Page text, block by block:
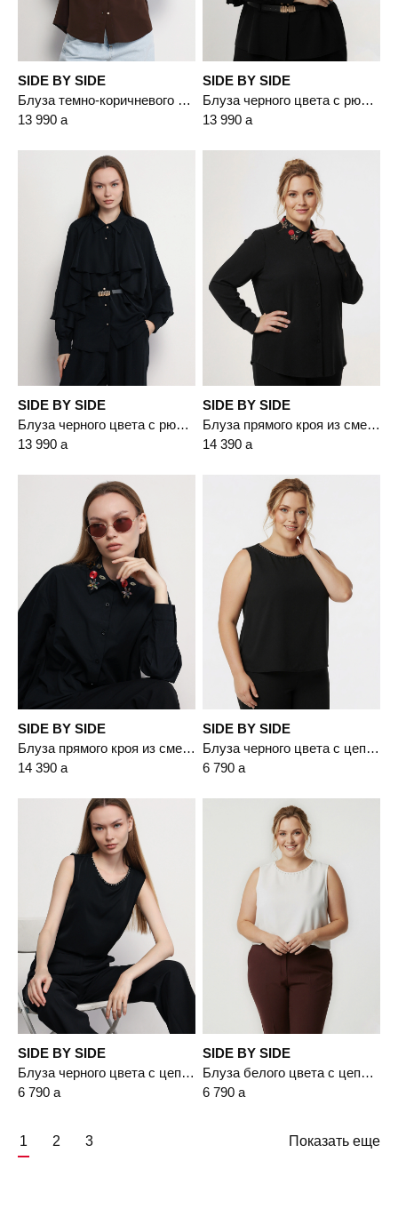
SIDE BY SIDE
Блуза темно-коричневого цвета с рюшами
13 990 a
SIDE BY SIDE
Блуза черного цвета с рюшами
13 990 a
SIDE BY SIDE
Блуза черного цвета с рюшами
13 990 a
SIDE BY SIDE
Блуза прямого кроя из смесового хлопка
14 390 a
SIDE BY SIDE
Блуза прямого кроя из смесового хлопка
14 390 a
SIDE BY SIDE
Блуза черного цвета с цепочкой-мониль
6 790 a
SIDE BY SIDE
Блуза черного цвета с цепочкой-мониль
6 790 a
SIDE BY SIDE
Блуза белого цвета с цепочкой-мониль
6 790 a
1 2 3 Показать еще